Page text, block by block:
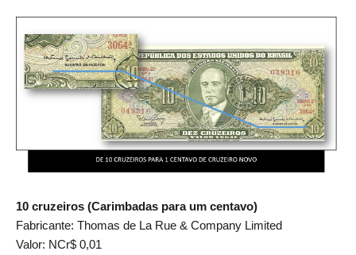
10 cruzeiros (Carimbadas para um centavo)
Fabricante: Thomas de La Rue & Company Limited
Valor: NCr$ 0,01